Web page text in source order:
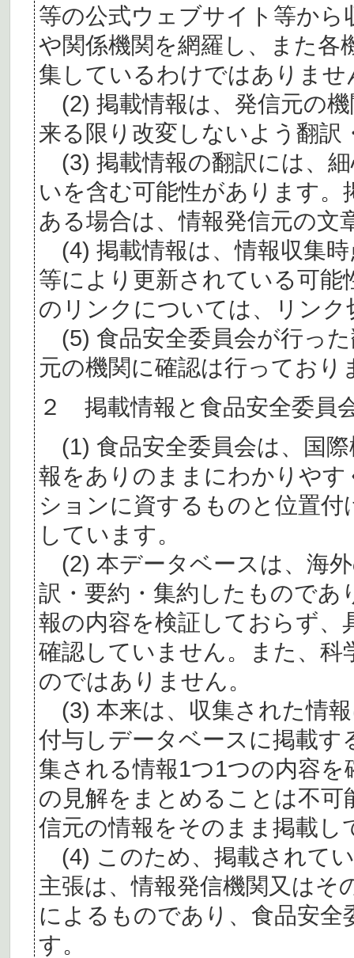
等の公式ウェブサイト等か
や関係機関を網羅し、また各
集しているわけではありませ
(2) 掲載情報は、発信元の
来る限り改変しないよう翻訳
(3) 掲載情報の翻訳には、
いを含む可能性があります。
ある場合は、情報発信元の文
(4) 掲載情報は、情報収集
等により更新されている可
のリンクについては、リン
(5) 食品安全委員会が行っ
元の機関に確認は行っており
２ 掲載情報と食品安全委員
(1) 食品安全委員会は、国
報をありのままにわかりや
ションに資するものと位置
しています。
(2) 本データベースは、海
訳・要約・集約したものであ
報の内容を検証しておらず、
確認していません。また、
のではありません。
(3) 本来は、収集された情
付与しデータベースに掲載
集される情報1つ1つの内容
の見解をまとめることは不
信元の情報をそのまま掲載し
(4) このため、掲載されて
主張は、情報発信機関又はそ
によるものであり、食品安
す。